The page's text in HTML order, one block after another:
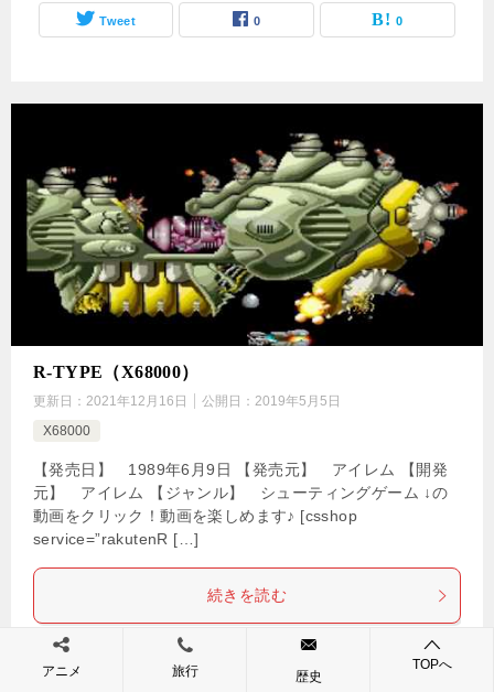
Tweet 0 0
R-TYPE（X68000）
更新日： 2021年12月16日 公開日： 2019年5月5日
X68000
【発売日】 1989年6月9日 【発売元】 アイレム 【開発
元】 アイレム 【ジャンル】 シューティングゲーム ↓の
動画をクリック！動画を楽しめます♪ [csshop
service=”rakutenR […]
続きを読む
アニメ 旅行 歴史
TOPへ